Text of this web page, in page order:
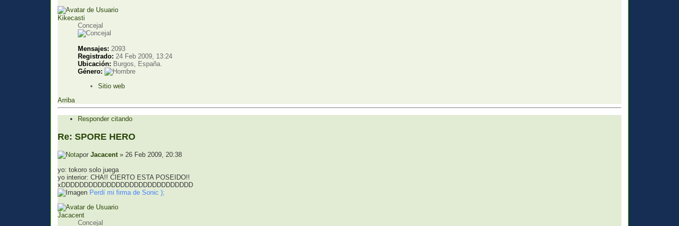
Kikecasti
Concejal
Mensajes: 2093
Registrado: 24 Feb 2009, 13:24
Ubicación: Burgos, España.
Género:
Sitio web
Arriba
Responder citando
Re: SPORE HERO
porJacacent» 26 Feb 2009, 20:38
yo: tokoro solo juega
yo interior: CHA!! CIERTO ESTA POSEIDO!!
xDDDDDDDDDDDDDDDDDDDDDDDDDDDDD
Perdí mi firma de Sonic );
Jacacent
Concejal